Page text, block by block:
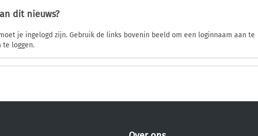
dit nieuws?
je ingelogd zijn. Gebruik de links bovenin beeld om een loginnaam aan te
te loggen.